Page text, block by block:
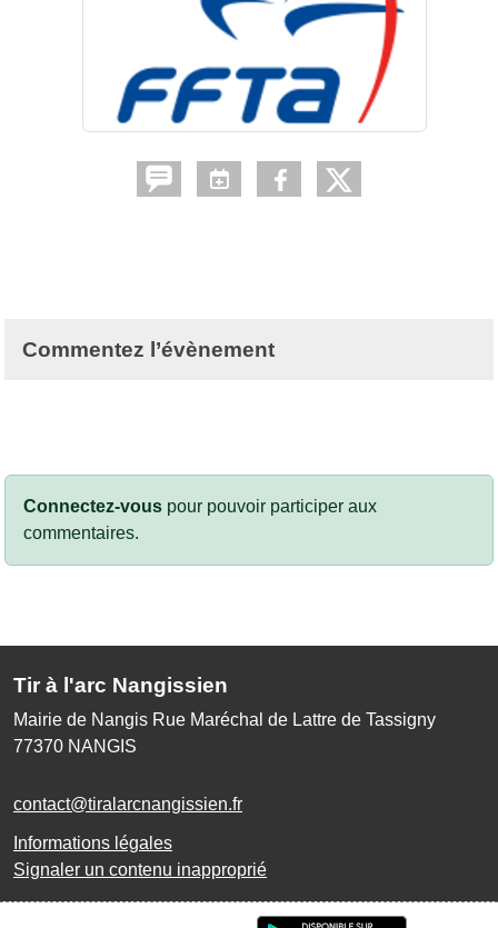
Commentez l’évènement
Connectez-vous pour pouvoir participer aux
commentaires.
Tir à l'arc Nangissien
Mairie de Nangis Rue Maréchal de Lattre de Tassigny
77370 NANGIS
contact@tiralarcnangissien.fr
Informations légales
Signaler un contenu inapproprié